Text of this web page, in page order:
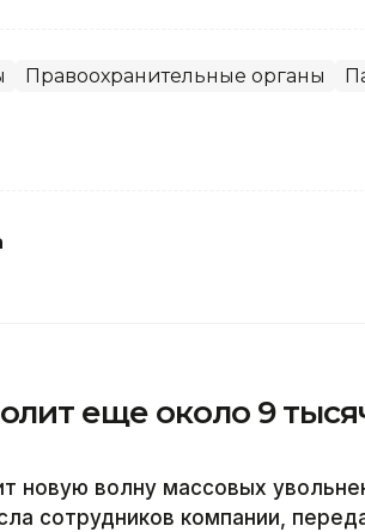
Правоохранительные органы
еще около 9
новую волну массовых
сотрудников компании,